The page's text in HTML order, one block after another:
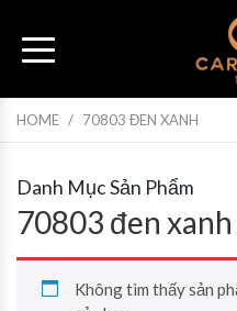
HOME / 70803 ĐEN XANH
Danh Mục Sản Phẩm
70803 đen xanh
Không tìm thấy sản